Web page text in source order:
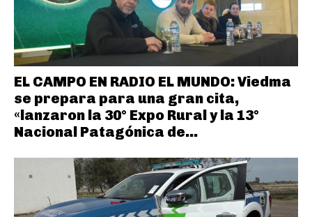
EL CAMPO EN RADIO EL MUNDO: Viedma
se prepara para una gran cita,
«lanzaron la 30° Expo Rural y la 13°
Nacional Patagónica de...